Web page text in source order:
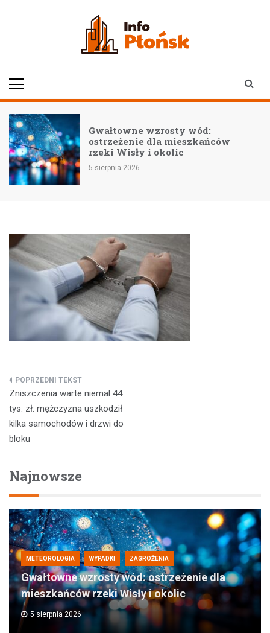
Gwałtowne wzrosty wód:
ostrzeżenie dla mieszkańców
rzeki Wisły i okolic
5 sierpnia 2026
Nawigacja
wpisu
Zniszczenia warte niemal 44
tys. zł: mężczyzna uszkodził
kilka samochodów i drzwi do
bloku
Najnowsze
METEOROLOGIA WYPADKI ZAGROŻENIA
Gwałtowne wzrosty wód: ostrzeżenie dla
mieszkańców rzeki Wisły i okolic
5 sierpnia 2026